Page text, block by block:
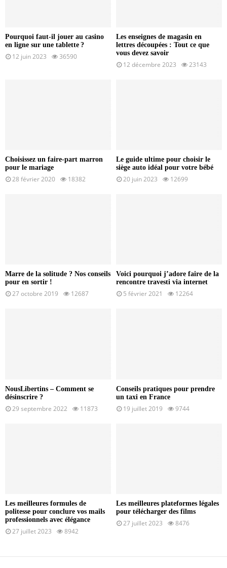
Pourquoi faut-il jouer au casino
en ligne sur une tablette ?
12 juin 2023 36590
Les enseignes de magasin en
lettres découpées : Tout ce que
vous devez savoir
12 décembre 2023 23143
Choisissez un faire-part marron
pour le mariage
28 février 2020 18382
Le guide ultime pour choisir le
siège auto idéal pour votre bébé
20 juin 2023 12699
Marre de la solitude ? Nos conseils
pour en sortir !
27 octobre 2019 12687
Voici pourquoi j’adore faire de la
rencontre travesti via internet
5 février 2021 12264
NousLibertins – Comment se
désinscrire ?
29 septembre 2022 11873
Conseils pratiques pour prendre
un taxi en France
19 juillet 2019 9744
Les meilleures formules de
politesse pour conclure vos mails
professionnels avec élégance
27 juillet 2023 8942
Les meilleures plateformes légales
pour télécharger des films
27 juillet 2023 8476